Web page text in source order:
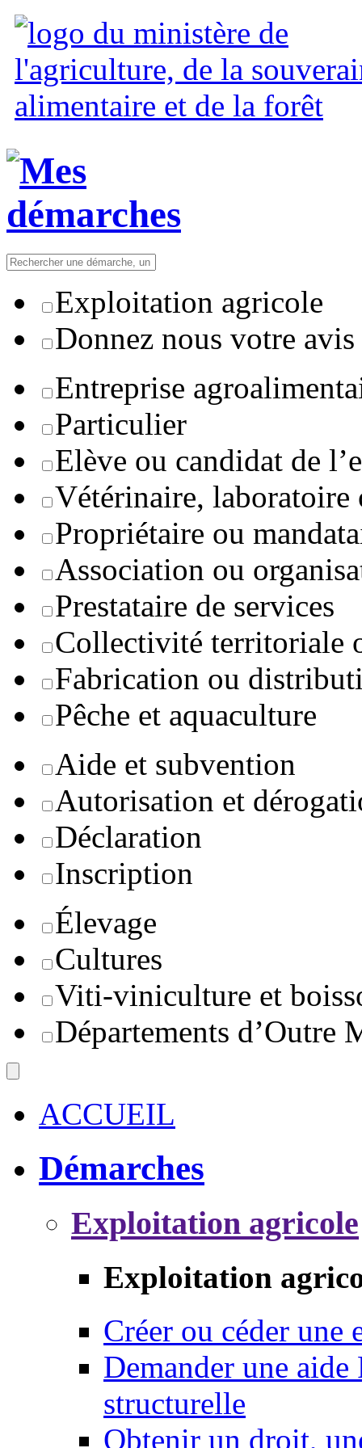
Exploitation agricole
Donnez nous votre avis
Entreprise
Particulier
Elève ou candidat de
Vétérinaire, laboratoire
Propriétaire ou
Association ou
Prestataire de services
Collectivité territoriale
Fabrication ou
Pêche et aquaculture
Aide et subvention
Autorisation et
Déclaration
Inscription
Élevage
Cultures
Viti-viniculture et
Départements d’Outre
ACCUEIL
Démarches
Exploitation agricole
Exploitation
Créer ou céder une
Demander une
structurelle
Obtenir un droit,